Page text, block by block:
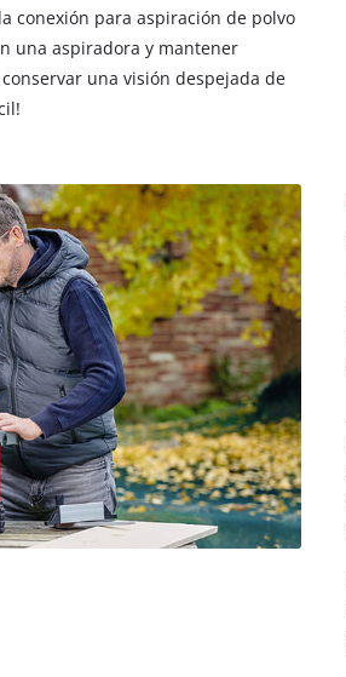
conexión para aspiración de polvo
una aspiradora y mantener
una visión despejada de